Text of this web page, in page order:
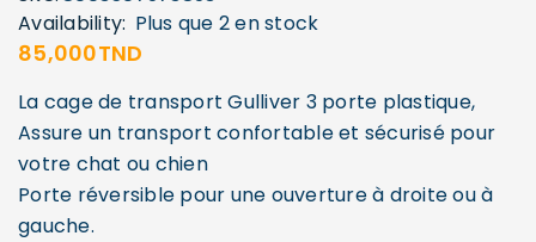
Availability: Plus que 2 en stock
85,000TND
La cage de transport Gulliver 3 porte plastique,
Assure un transport confortable et sécurisé pour
votre chat ou chien
Porte réversible pour une ouverture à droite ou à
gauche.